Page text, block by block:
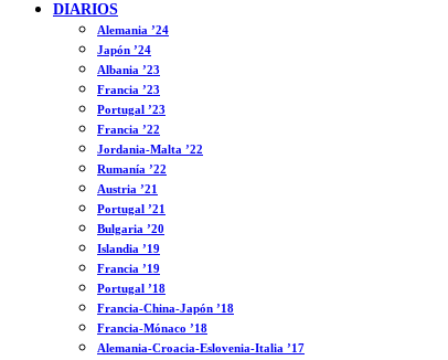
DIARIOS
Alemania ’24
Japón ’24
Albania ’23
Francia ’23
Portugal ’23
Francia ’22
Jordania-Malta ’22
Rumanía ’22
Austria ’21
Portugal ’21
Bulgaria ’20
Islandia ’19
Francia ’19
Portugal ’18
Francia-China-Japón ’18
Francia-Mónaco ’18
Alemania-Croacia-Eslovenia-Italia ’17